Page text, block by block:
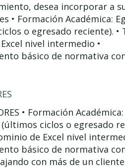
desea incorporar a
• Formación Académica:
o egresado reciente). •
nivel intermedio •
básico de normativa
• Formación Académica:
ciclos o egresado
de Excel nivel
básico de normativa
con más de un cliente